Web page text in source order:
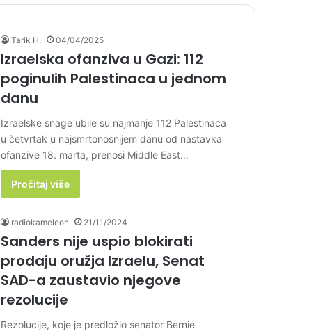
Tarik H. 04/04/2025
Izraelska ofanziva u Gazi: 112
poginulih Palestinaca u jednom
danu
Izraelske snage ubile su najmanje 112 Palestinaca
u četvrtak u najsmrtonosnijem danu od nastavka
ofanzive 18. marta, prenosi Middle East…
Pročitaj više
radiokameleon 21/11/2024
Sanders nije uspio blokirati
prodaju oružja Izraelu, Senat
SAD-a zaustavio njegove
rezolucije
Rezolucije, koje je predložio senator Bernie